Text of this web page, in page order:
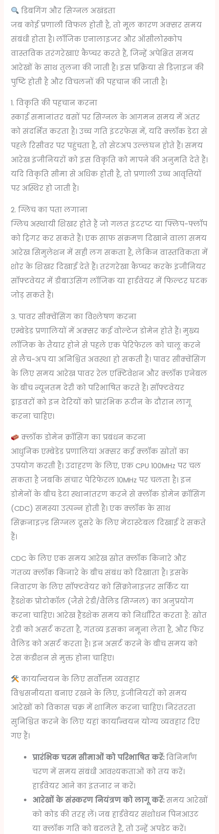
डिबगिंग और सिग्नल अखंडता
जब कोई प्रणाली विफल होती है, तो मूल कारण अक्सर समय
संबंधी होता है। लॉजिक एनालाइजर और ऑसीलोस्कोप
वास्तविक तरंगरेखाएं कैप्चर करते हैं, जिन्हें अपेक्षित समय
आरेखों के साथ तुलना की जाती है। इस प्रक्रिया से डिज़ाइन की
पुष्टि होती है और विचलनों की पहचान की जाती है।
1. विकृति की पहचान करना
स्काई समानांतर बसों पर सिग्नल के आगमन समय में अंतर
को संदर्भित करता है। उच्च गति इंटरफेस में, यदि क्लॉक डेटा से
पहले रिसीवर पर पहुंचता है, तो सेटअप उल्लंघन होते हैं। समय
आरेख इंजीनियरों को इस विकृति को मापने की अनुमति देते हैं।
यदि विकृति सीमा से अधिक होती है, तो प्रणाली उच्च आवृत्तियों
पर अस्थिर हो जाती है।
2. ग्लिच का पता लगाना
ग्लिच अस्थायी शिखर होते हैं जो गलत इंटरप्ट या फ्लिप-फ्लॉप
को ट्रिगर कर सकते हैं। एक साफ संक्रमण दिखाने वाला समय
आरेख सिमुलेशन में सही लग सकता है, लेकिन वास्तविकता में
शोर के शिखर दिखाई देते हैं। तरंगरेखा कैप्चर करके इंजीनियर
सॉफ्टवेयर में डीबाउंसिंग लॉजिक या हार्डवेयर में फिल्टर घटक
जोड़ सकते हैं।
3. पावर सीक्वेंसिंग का विश्लेषण करना
एम्बेडेड प्रणालियों में अक्सर कई वोल्टेज डोमेन होते हैं। मुख्य
लॉजिक के तैयार होने से पहले एक पेरिफेरल को चालू करने
से लैच-अप या अनिश्चित अवस्था हो सकती है। पावर सीक्वेंसिंग
के लिए समय आरेख पावर रेल एक्टिवेशन और क्लॉक एनेबल
के बीच न्यूनतम देरी को परिभाषित करते हैं। सॉफ्टवेयर
ड्राइवरों को इन देरियों को प्रारंभिक रूटीन के दौरान लागू
करना चाहिए।
क्लॉक डोमेन क्रॉसिंग का प्रबंधन करना
आधुनिक एम्बेडेड प्रणालियां अक्सर कई क्लॉक स्रोतों का
उपयोग करती हैं। उदाहरण के लिए, एक CPU 100MHz पर चल
सकता है जबकि संचार पेरिफेरल 10MHz पर चलता है। इन
डोमेनों के बीच डेटा स्थानांतरण करने से क्लॉक डोमेन क्रॉसिंग
(CDC) समस्या उत्पन्न होती है। एक क्लॉक के साथ
सिंक्रनाइज़्ड सिग्नल दूसरे के लिए मेटास्टेबल दिखाई दे सकते
हैं।
CDC के लिए एक समय आरेख स्रोत क्लॉक किनारे और
गंतव्य क्लॉक किनारे के बीच संबंध को दिखाता है। इसके
निवारण के लिए सॉफ्टवेयर को सिंक्रोनाइज़र सर्किट या
हैंडशेक प्रोटोकॉल (जैसे रेडी/वैलिड सिग्नल) का अनुप्रयोग
करना चाहिए। आरेख हैंडशेक समय को निर्धारित करता है: स्रोत
रेडी को असर्ट करता है, गंतव्य इसका नमूना लेता है, और फिर
वैलिड को असर्ट करता है। इन असर्ट करने के बीच समय को
रेस कंडीशन से मुक्त होना चाहिए।
कार्यान्वयन के लिए सर्वोत्तम व्यवहार
विश्वसनीयता बनाए रखने के लिए, इंजीनियरों को समय
आरेखों को विकास चक्र में शामिल करना चाहिए। निरंतरता
सुनिश्चित करने के लिए यहां कार्यान्वयन योग्य व्यवहार दिए
गए हैं।
प्रारंभिक चरम सीमाओं को परिभाषित करें:विनिर्माण
चरण में समय संबंधी आवश्यकताओं को तय करें।
हार्डवेयर आने का इंतजार न करें।
आरेखों के संस्करण नियंत्रण को लागू करें:समय आरेखों
को कोड की तरह लें। जब हार्डवेयर संशोधन पिनआउट
या क्लॉक गति को बदलते हैं, तो उन्हें अपडेट करें।